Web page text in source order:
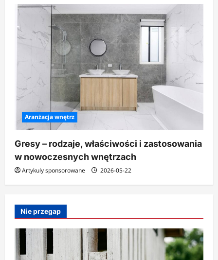
Aranżacja wnętrz
Gresy – rodzaje, właściwości i zastosowania
w nowoczesnych wnętrzach
Artykuly sponsorowane 2026-05-22
Nie przegap